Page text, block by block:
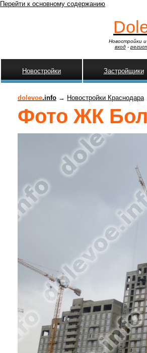
Перейти к основному содержанию
Новостройки
вход-
Новостройки Застройщики
dolevoe.info → Новостройки Краснодара
Фото ЖК